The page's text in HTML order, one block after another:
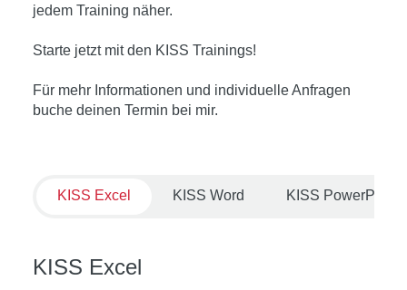
jedem Training näher.
Starte jetzt mit den KISS Trainings!
Für mehr Informationen und individuelle Anfragen
buche deinen Termin bei mir.
KISS Excel KISS Word KISS PowerPoint
KISS Excel